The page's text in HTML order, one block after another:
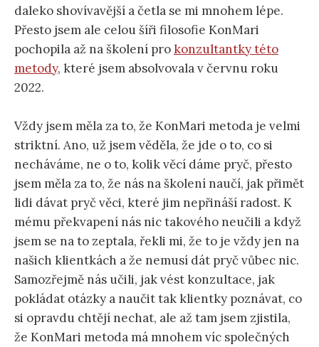
daleko shovívavější a četla se mi mnohem lépe.
Přesto jsem ale celou šíři filosofie KonMari
pochopila až na školení prokonzultantky této
metody, které jsem absolvovala v červnu roku
2022.
Vždy jsem měla za to, že KonMari metoda je velmi
striktní. Ano, už jsem věděla, že jde o to, co si
necháváme, ne o to, kolik věcí dáme pryč, přesto
jsem měla za to, že nás na školení naučí, jak přimět
lidi dávat pryč věci, které jim nepřináší radost. K
mému překvapení nás nic takového neučili a když
jsem se na to zeptala, řekli mi, že to je vždy jen na
našich klientkách a že nemusí dát pryč vůbec nic.
Samozřejmě nás učili, jak vést konzultace, jak
pokládat otázky a naučit tak klientky poznávat, co
si opravdu chtějí nechat, ale až tam jsem zjistila,
že KonMari metoda má mnohem víc společných